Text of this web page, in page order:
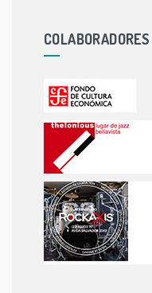
COLABORADORES